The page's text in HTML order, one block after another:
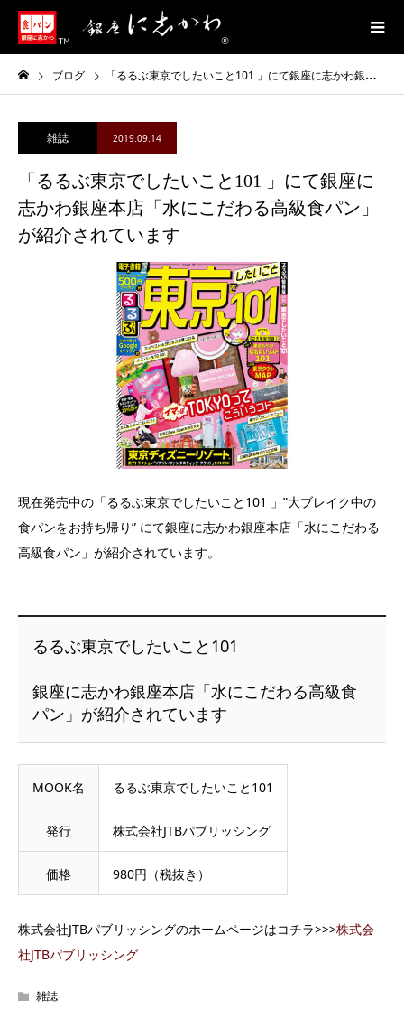
ブログ 「るるぶ東京でしたいこと101 」にて銀座に志かわ銀座本店「水にこだわる高級食パン」が紹介されています
雑誌 2019.09.14
「るるぶ東京でしたいこと101 」にて銀座に
志かわ銀座本店「水にこだわる高級食パン」
が紹介されています
現在発売中の「るるぶ東京でしたいこと101 」‟大ブレイク中の
食パンをお持ち帰り” にて銀座に志かわ銀座本店「水にこだわる
高級食パン」が紹介されています。
るるぶ東京でしたいこと101
銀座に志かわ銀座本店「水にこだわる高級食
パン」が紹介されています
MOOK名 るるぶ東京でしたいこと101
発行 株式会社JTBパブリッシング
価格 980円（税抜き）
株式会社JTBパブリッシングのホームページはコチラ>>>株式会
社JTBパブリッシング
雑誌